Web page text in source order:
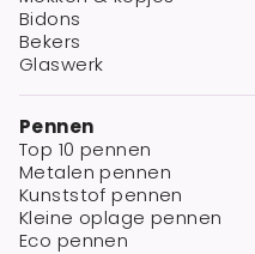
Bidons
Bekers
Glaswerk
Pennen
Top 10 pennen
Metalen pennen
Kunststof pennen
Kleine oplage pennen
Eco pennen